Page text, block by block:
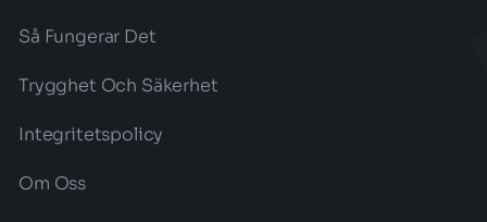
Så Fungerar Det
Trygghet Och Säkerhet
Integritetspolicy
Om Oss